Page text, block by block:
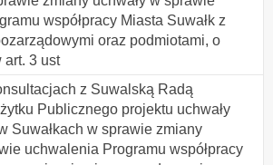
współpracy Miasta Suwałk z
oraz podmiotami, o
art. 3 ust
z Suwalską Radą
Publicznego projektu uchwały
Suwałkach w sprawie zmiany
uchwalenia Programu współpracy